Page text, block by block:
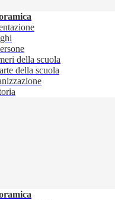
della scuola
della scuola